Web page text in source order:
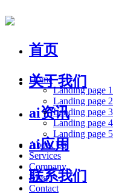
首页
关于我们
ai资讯
ai应用
联系我们
Home
Landing page 1
Landing page 2
Landing page 3
Landing page 4
Landing page 5
About Us
Services
Company
Blog
Contact